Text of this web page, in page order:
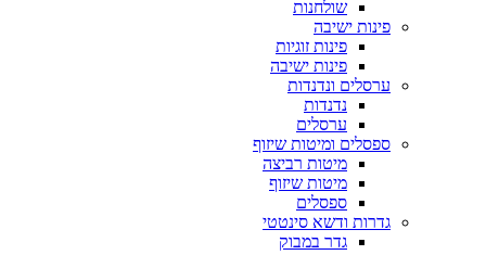
שולחנות
פינות ישיבה
פינות זוגיות
פינות ישיבה
ערסלים ונדנדות
נדנדות
ערסלים
ספסלים ומיטות שיזוף
מיטות רביצה
מיטות שיזוף
ספסלים
גדרות ודשא סינטטי
גדר במבוק